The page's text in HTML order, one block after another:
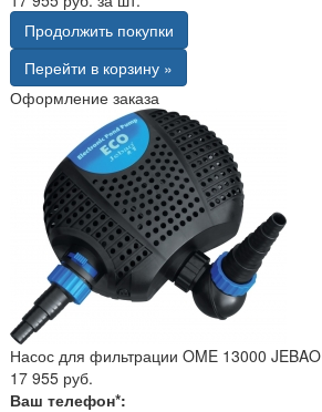
Продолжить покупки
Перейти в корзину »
Оформление заказа
Насос для фильтрации OME 13000 JEBAO
17 955 руб.
Ваш телефон*: